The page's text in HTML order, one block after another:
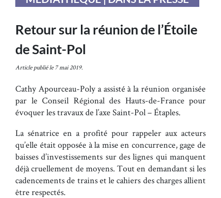
Retour sur la réunion de l’Étoile
de Saint-Pol
Article publié le 7 mai 2019.
Cathy Apourceau-Poly a assisté à la réunion organisée
par le Conseil Régional des Hauts-de-France pour
évoquer les travaux de l’axe Saint-Pol – Étaples.
La sénatrice en a profité pour rappeler aux acteurs
qu’elle était opposée à la mise en concurrence, gage de
baisses d’investissements sur des lignes qui manquent
déjà cruellement de moyens. Tout en demandant si les
cadencements de trains et le cahiers des charges allient
être respectés.